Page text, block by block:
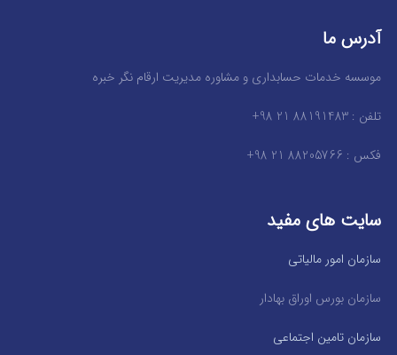
آدرس ما
موسسه خدمات حسابداری و مشاوره مدیریت ارقام نگر خبره
تلفن : 88191483 21 98+
فکس : 88205766 21 98+
سایت های مفید
سازمان امور مالیاتی
سازمان بورس اوراق بهادار
سازمان تامین اجتماعی